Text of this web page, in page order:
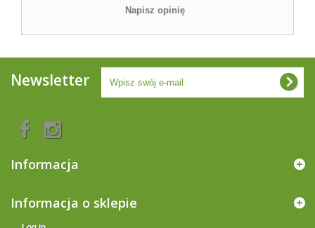
Napisz opinię
Newsletter
Informacja
Informacja o sklepie